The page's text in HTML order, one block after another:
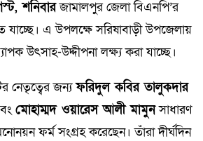
শনিবারজামালপুর জেলা বিএনপি’র
যাচ্ছে। এ উপলক্ষে সরিষাবাড়ী উপজেলায়
উৎসাহ-উদ্দীপনা লক্ষ্য করা যাচ্ছে।
নেতৃত্বের জন্যফরিদুল কবির তালুকদার
মোহাম্মদ ওয়ারেস আলী মামুনসাধারণ
ফর্ম সংগ্রহ করেছেন। তাঁরা দীর্ঘদিন